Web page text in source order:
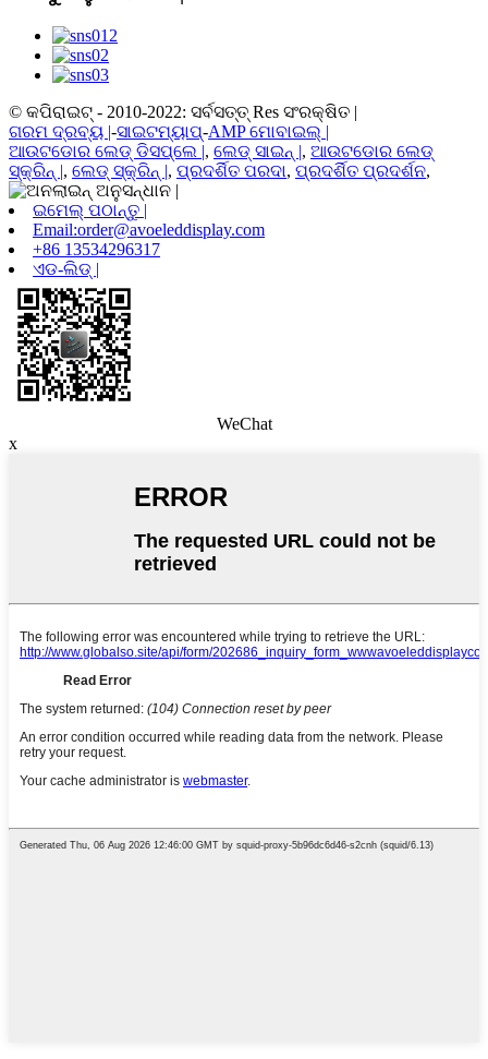
© କପିରାଇଟ୍ - 2010-2022: ସର୍ବସତ୍ତ୍ Res ସଂରକ୍ଷିତ |
ଗରମ ଦ୍ରବ୍ୟ |-ସାଇଟମ୍ୟାପ୍-AMP ମୋବାଇଲ୍ |
ଆଉଟଡୋର ​​ଲେଡ୍ ଡିସପ୍ଲେ |, ଲେଡ୍ ସାଇନ୍ |, ଆଉଟଡୋର ​​ଲେଡ୍
ସ୍କ୍ରିନ୍ |, ଲେଡ୍ ସ୍କ୍ରିନ୍ |, ପ୍ରଦର୍ଶିତ ପରଦା, ପ୍ରଦର୍ଶିତ ପ୍ରଦର୍ଶନ,
ଇମେଲ୍ ପଠାନ୍ତୁ |
Email:order@avoeleddisplay.com
+86 13534296317
ଏଡ-ଲିଡ୍ |
WeChat
x